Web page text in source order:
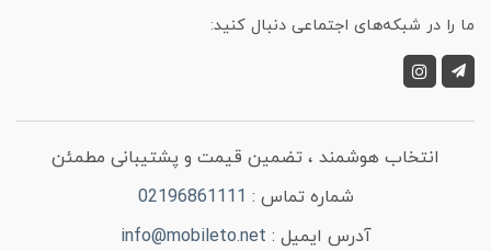
ما را در شبکه‌های اجتماعی دنبال کنید:
انتخاب هوشمند ، تضمین قیمت و پشتیبانی مطمئن
شماره تماس : 02196861111
آدرس ایمیل : info@mobileto.net